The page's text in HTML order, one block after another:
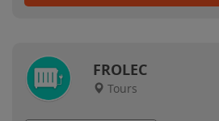
FROLEC
Tours